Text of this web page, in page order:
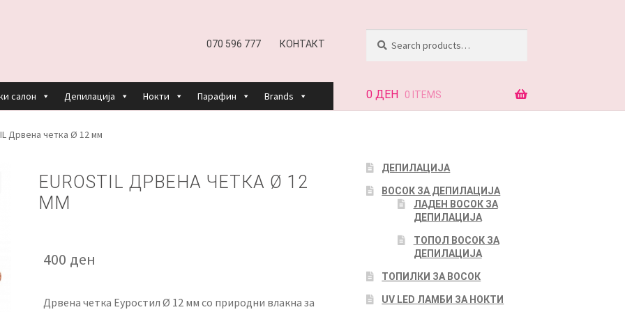
070 596 777 КОНТАКТ
for:
салон Депилација Нокти Парафин Brands
AND RETURNS POLICY
ЗА НАС
0 ДЕН 0 ITEMS
Дрвена четка Ø 12 мм
EUROSTIL ДРВЕНА ЧЕТКА Ø 12
ММ
400 ден
Дрвена четка Еуростил Ø 12 мм со природни влакна за
ДЕПИЛАЦИЈА
ВОСОК ЗА ДЕПИЛАЦИЈА
ЛАДЕН ВОСОК ЗА
ДЕПИЛАЦИЈА
ТОПОЛ ВОСОК ЗА
ДЕПИЛАЦИЈА
ТОПИЛКИ ЗА ВОСОК
UV LED ЛАМБИ ЗА НОКТИ